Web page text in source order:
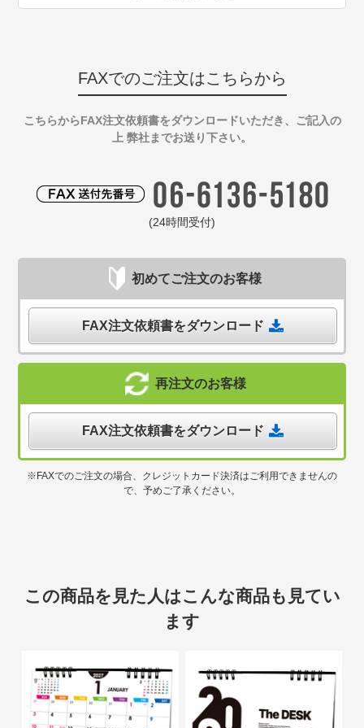
FAXでのご注文はこちらから
こちらからFAX注文依頼書をダウンロードいただき、ご記入の
上 弊社までお送り下さい。
(24時間受付)
初めてご注文のお客様
FAX注文依頼書をダウンロード
再注文のお客様
FAX注文依頼書をダウンロード
※FAXでのご注文の場合、クレジットカード決済はご利用できませんの
で、予めご了承ください。
この商品を見た人はこんな商品も見てい
ます